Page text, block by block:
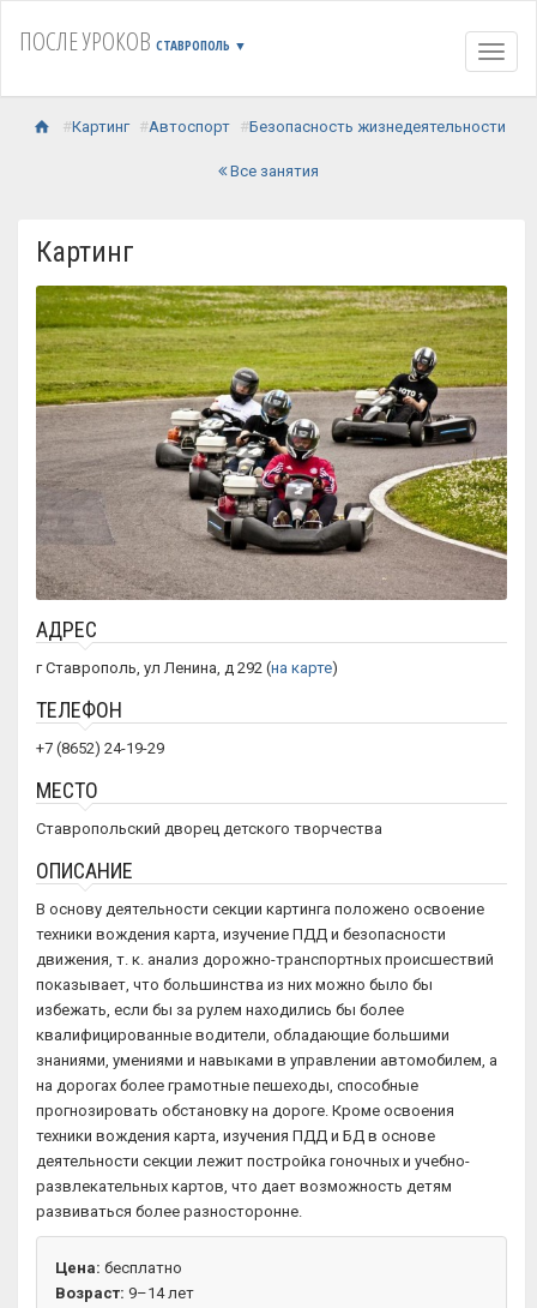
ПОСЛЕ УРОКОВ СТАВРОПОЛЬ ▼
Картинг Автоспорт Безопасность жизнедеятельности
Все занятия
Картинг
АДРЕС
г Ставрополь, ул Ленина, д 292 (на карте)
ТЕЛЕФОН
+7 (8652) 24-19-29
МЕСТО
Ставропольский дворец детского творчества
ОПИСАНИЕ
В основу деятельности секции картинга положено освоение
техники вождения карта, изучение ПДД и безопасности
движения, т. к. анализ дорожно-транспортных происшествий
показывает, что большинства из них можно было бы
избежать, если бы за рулем находились бы более
квалифицированные водители, обладающие большими
знаниями, умениями и навыками в управлении автомобилем, а
на дорогах более грамотные пешеходы, способные
прогнозировать обстановку на дороге. Кроме освоения
техники вождения карта, изучения ПДД и БД в основе
деятельности секции лежит постройка гоночных и учебно-
развлекательных картов, что дает возможность детям
развиваться более разносторонне.
Цена: бесплатно
Возраст: 9–14 лет